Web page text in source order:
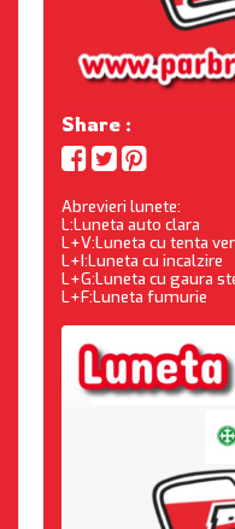
Share :
Abrevieri lunete:
L:Luneta auto clara
L+V:Luneta cu tenta
L+I:Luneta cu incalzire
L+G:Luneta cu gaura
L+F:Luneta fumurie